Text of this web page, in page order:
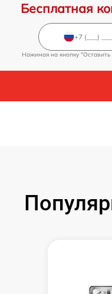
Бесплатная
Нажимая на кнопку "Оставить